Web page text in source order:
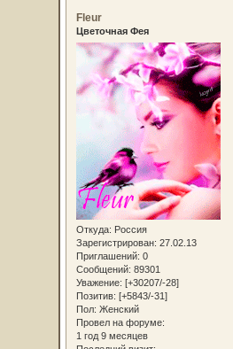
Fleur
Цветочная Фея
Откуда: Россия
Зарегистрирован: 27.02.13
Приглашений: 0
Сообщений: 89301
Уважение: [+30207/-28]
Позитив: [+5843/-31]
Пол: Женский
Провел на форуме:
1 год 9 месяцев